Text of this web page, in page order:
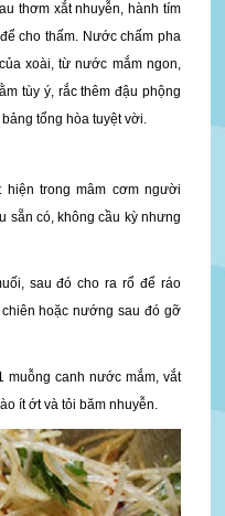
thơm xắt nhuyễn, hành tím
cho thấm. Nước chấm pha
xoài, từ nước mắm ngon,
tùy ý, rắc thêm đậu phộng
tổng hòa tuyệt vời.
hiện trong mâm cơm người
sẵn có, không cầu kỳ nhưng
sau đó cho ra rổ để ráo
chiên hoặc nướng sau đó gỡ
muỗng canh nước mắm, vắt
ít ớt và tỏi băm nhuyễn.